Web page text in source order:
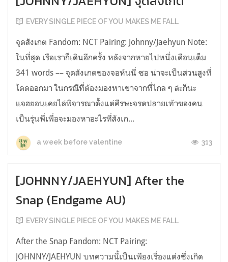
EVERY SINGLE PIECE OF YOU MAKES ME FALL
จุดสังเกต Fandom: NCT Pairing: Johnny/Jaehyun Note:
ในที่สุด เรือเราก็เดินอีกครั้ง หลังจากหายไปหนึ่งเดือนเต็ม
341 words –– จุดสังเกตของจอห์นนี่ ซอ น่าจะเป็นส่วนสูงที่
โดดออกมา ในกรณีที่ต้องมองหาเขาจากที่ไกล ๆ ล่ะก็นะ
แจฮยอนเคยไล่พิจารณาตั้งแต่ศีรษะจรดปลายเท้าของคน
เป็นรุ่นพี่เพื่อจะมองหาอะไรที่สังเก...
a week before valentine 313
[JOHNNY/JAEHYUN] After the
Snap (Endgame AU)
EVERY SINGLE PIECE OF YOU MAKES ME FALL
After the Snap Fandom: NCT Pairing:
JOHNNY/JAEHYUN บทความนี้เป็นเพียงเรื่องแต่งซึ่งเกิด